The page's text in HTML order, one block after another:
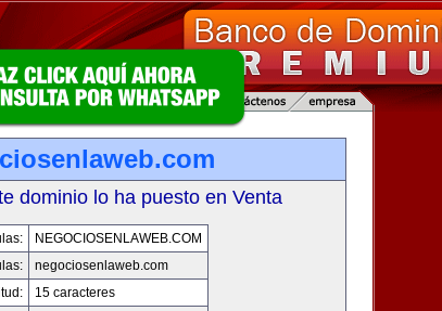
dominio lo ha puesto en Venta
NEGOCIOSENLAWEB.COM
negociosenlaweb.com
15 caracteres